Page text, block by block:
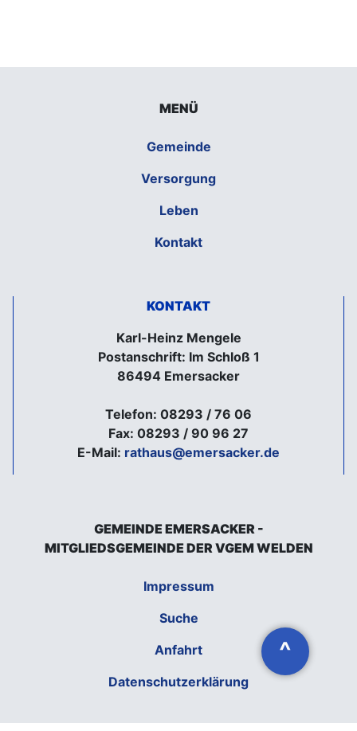
^
MENÜ
Gemeinde
Versorgung
Leben
Kontakt
KONTAKT
Karl-Heinz Mengele
Postanschrift: Im Schloß 1
86494 Emersacker
Telefon: 08293 / 76 06
Fax: 08293 / 90 96 27
E-Mail: rathaus@emersacker.de
GEMEINDE EMERSACKER -
MITGLIEDSGEMEINDE DER VGEM WELDEN
Impressum
Suche
Anfahrt
Datenschutzerklärung